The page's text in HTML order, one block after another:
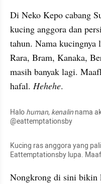
Di Neko Kepo cabang
kucing anggora dan
tahun. Nama kucingnya
Rara, Bram, Kanaka,
masih banyak lagi.
hafal. Hehehe.
Halo human, kenalin nama
@eattemptationsby
Kucing ras anggora
Eattemptationsby lupa.
Nongkrong di sini bikin